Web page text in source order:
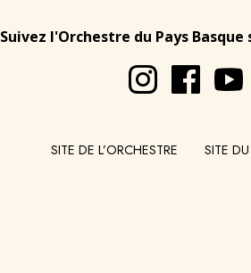
Suivez l'Orchestre du Pays Basque
SITE DE L’ORCHESTRE SITE